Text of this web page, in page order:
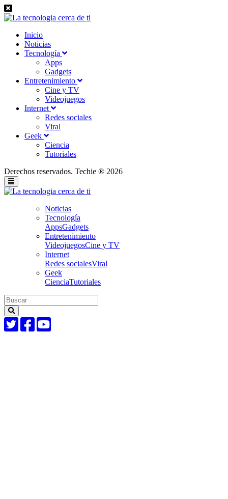
Inicio
Noticias
Tecnología
Apps
Gadgets
Entretenimiento
Cine y TV
Videojuegos
Internet
Redes sociales
Viral
Geek
Ciencia
Tutoriales
Derechos reservados. Techie ® 2026
Noticias
Tecnología
AppsGadgets
Entretenimiento
VideojuegosCine y TV
Internet
Redes socialesViral
Geek
CienciaTutoriales